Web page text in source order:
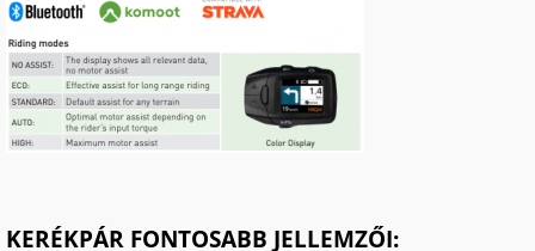
KERÉKPÁR FONTOSABB JELLEMZŐI: